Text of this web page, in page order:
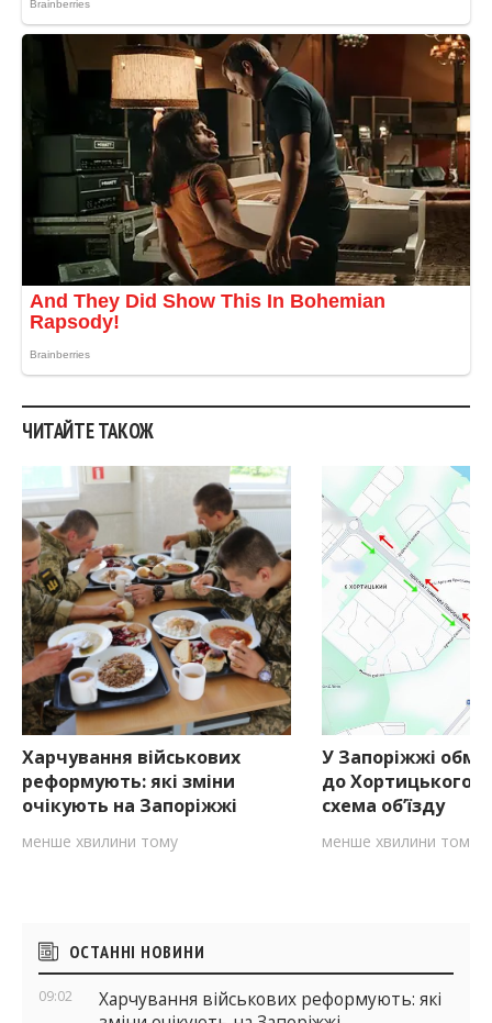
ЧИТАЙТЕ ТАКОЖ
Харчування військових
реформують: які зміни
очікують на Запоріжжі
менше хвилини тому
У Запоріжжі
до Хортицького
схема об’їзду
менше хвилини тому
Бічні
віджети
ОСТАННІ НОВИНИ
09:02
Харчування військових реформують: які